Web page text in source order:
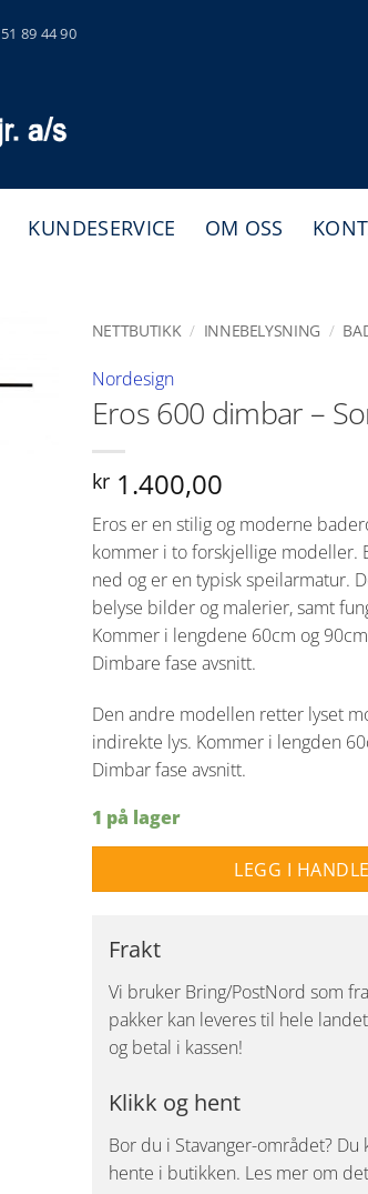
51 89 44 90
KUNDESERVICE OM OSS
NETTBUTIKK / INNEBELYSNING /
Nordesign
Eros 600 dimbar –
kr1.400,00
Eros er en stilig og moderne
kommer i to forskjellige modeller.
ned og er en typisk speilarmatur.
belyse bilder og malerier, samt
Kommer i lengdene 60cm og
Dimbare fase avsnitt.
Den andre modellen retter lyset
indirekte lys. Kommer i lengden
Dimbar fase avsnitt.
1 på lager
LEGG I
Frakt
Vi bruker Bring/PostNord som
pakker kan leveres til hele
og betal i kassen!
Klikk og hent
Bor du i Stavanger-området?
hente i butikken. Les mer om det